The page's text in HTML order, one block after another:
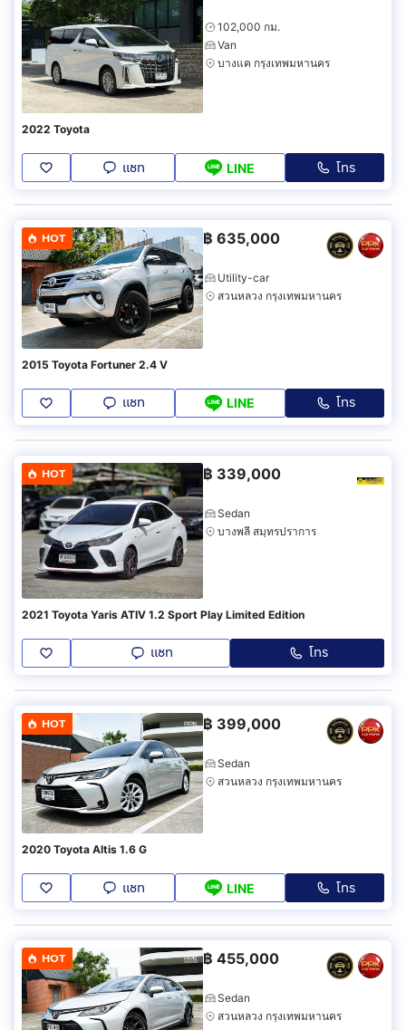
102,000 กม.
Van
บางแค กรุงเทพมหานคร
2022 Toyota
แชท LINE โทร
HOT ฿ 635,000
Utility-car
สวนหลวง กรุงเทพมหานคร
2015 Toyota Fortuner 2.4 V
แชท LINE โทร
HOT ฿ 339,000
Sedan
บางพลี สมุทรปราการ
2021 Toyota Yaris ATIV 1.2 Sport Play Limited Edition
แชท โทร
HOT ฿ 399,000
Sedan
สวนหลวง กรุงเทพมหานคร
2020 Toyota Altis 1.6 G
แชท LINE โทร
HOT ฿ 455,000
Sedan
สวนหลวง กรุงเทพมหานคร